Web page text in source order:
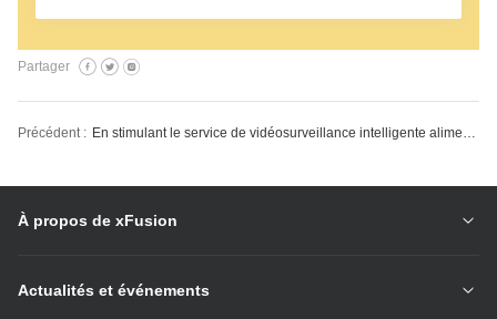
Partager
Précédent : En stimulant le service de vidéosurveillance intelligente alimenté par l'IA avec xFusion, LG Uplus renforce l'infrastructure informatique pour optimiser l'expérience intelligente des utilisateurs
À propos de xFusion
Actualités et événements